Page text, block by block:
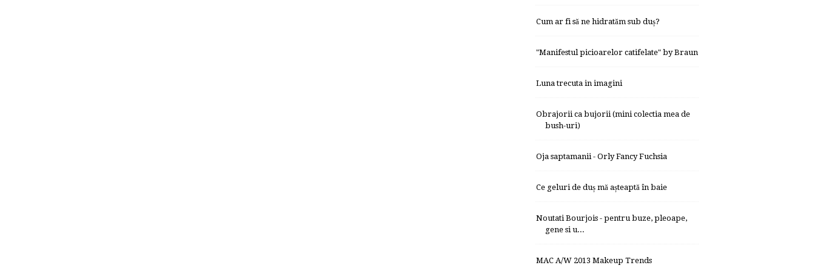
Cum ar fi să ne hidratăm sub duș?
"Manifestul picioarelor catifelate" by Braun
Luna trecuta in imagini
Obrajorii ca bujorii (mini colectia mea de
bush-uri)
Oja saptamanii - Orly Fancy Fuchsia
Ce geluri de duș mă așteaptă în baie
Noutati Bourjois - pentru buze, pleoape,
gene si u...
MAC A/W 2013 Makeup Trends